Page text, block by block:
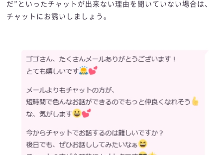
だ”といったチャットが出来ない理由を聞いていない場合は、
チャットにお誘いしましょう。